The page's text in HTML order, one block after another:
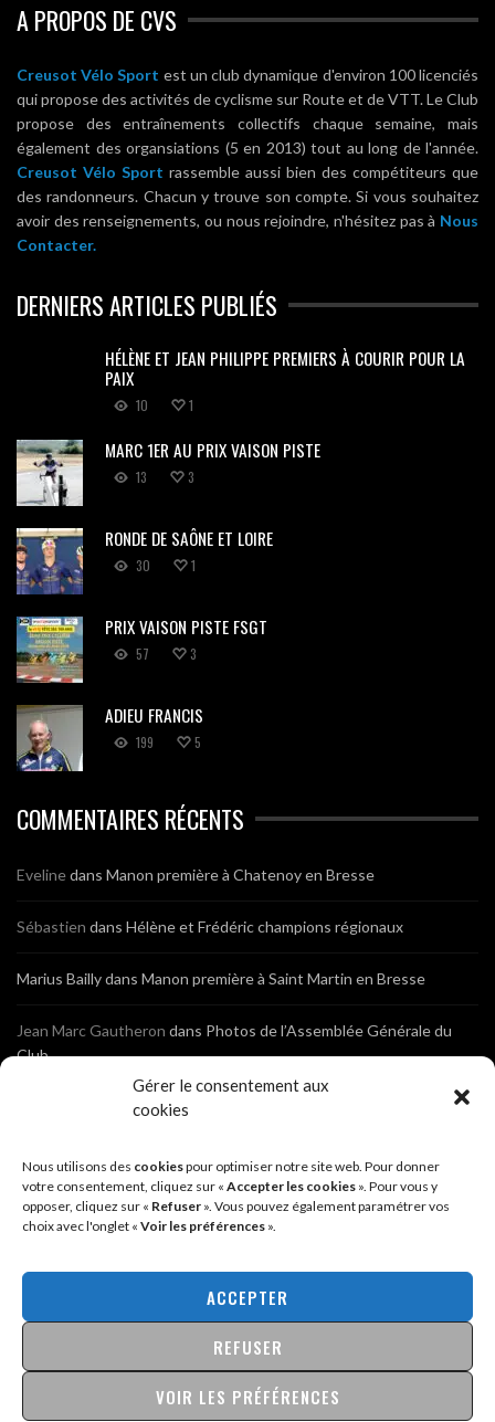
Gérer le consentement aux
cookies
Nous utilisons des cookiespour optimiser notre site web. Pour donner
votre consentement, cliquez sur « Accepter les cookies ». Pour vous y
opposer, cliquez sur « Refuser ». Vous pouvez également paramétrer vos
choix avec l'onglet « Voir les préférences ».
ACCEPTER
REFUSER
VOIR LES PRÉFÉRENCES
A PROPOS DE CVS
Creusot Vélo Sport est un club dynamique d'environ 100 licenciés
qui propose des activités de cyclisme sur Route et de VTT. Le Club
propose des entraînements collectifs chaque semaine, mais
également des organsiations (5 en 2013) tout au long de l'année.
Creusot Vélo Sport rassemble aussi bien des compétiteurs que
des randonneurs. Chacun y trouve son compte. Si vous souhaitez
avoir des renseignements, ou nous rejoindre, n'hésitez pas à Nous
Contacter.
DERNIERS ARTICLES PUBLIÉS
HÉLÈNE ET JEAN PHILIPPE PREMIERS À COURIR POUR LA
PAIX
10 1
MARC 1ER AU PRIX VAISON PISTE
13 3
RONDE DE SAÔNE ET LOIRE
30 1
PRIX VAISON PISTE FSGT
57 3
ADIEU FRANCIS
199 5
COMMENTAIRES RÉCENTS
Evelinedans Manon première à Chatenoy en Bresse
Sébastien dans Hélène et Frédéric champions régionaux
Marius Baillydans Manon première à Saint Martin en Bresse
Jean Marc Gautheron dans Photos de l’Assemblée Générale du
Club
Photos de l’Assemblée Générale du Club
Sébastien dans Cyclocross de Brochon (21)
Breniauxdans Cyclocross de Brochon (21)
MENTIONS LÉGALES & POLITIQUE DE CONFIDENTIALITÉ